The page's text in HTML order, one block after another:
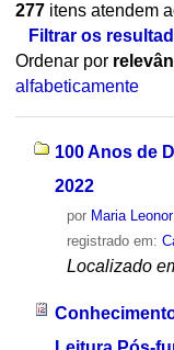
277itens atendem
Filtrar os
Ordenar por
alfabeticamente
100 Anos de
2022
por Maria
registrado em:
Localizado